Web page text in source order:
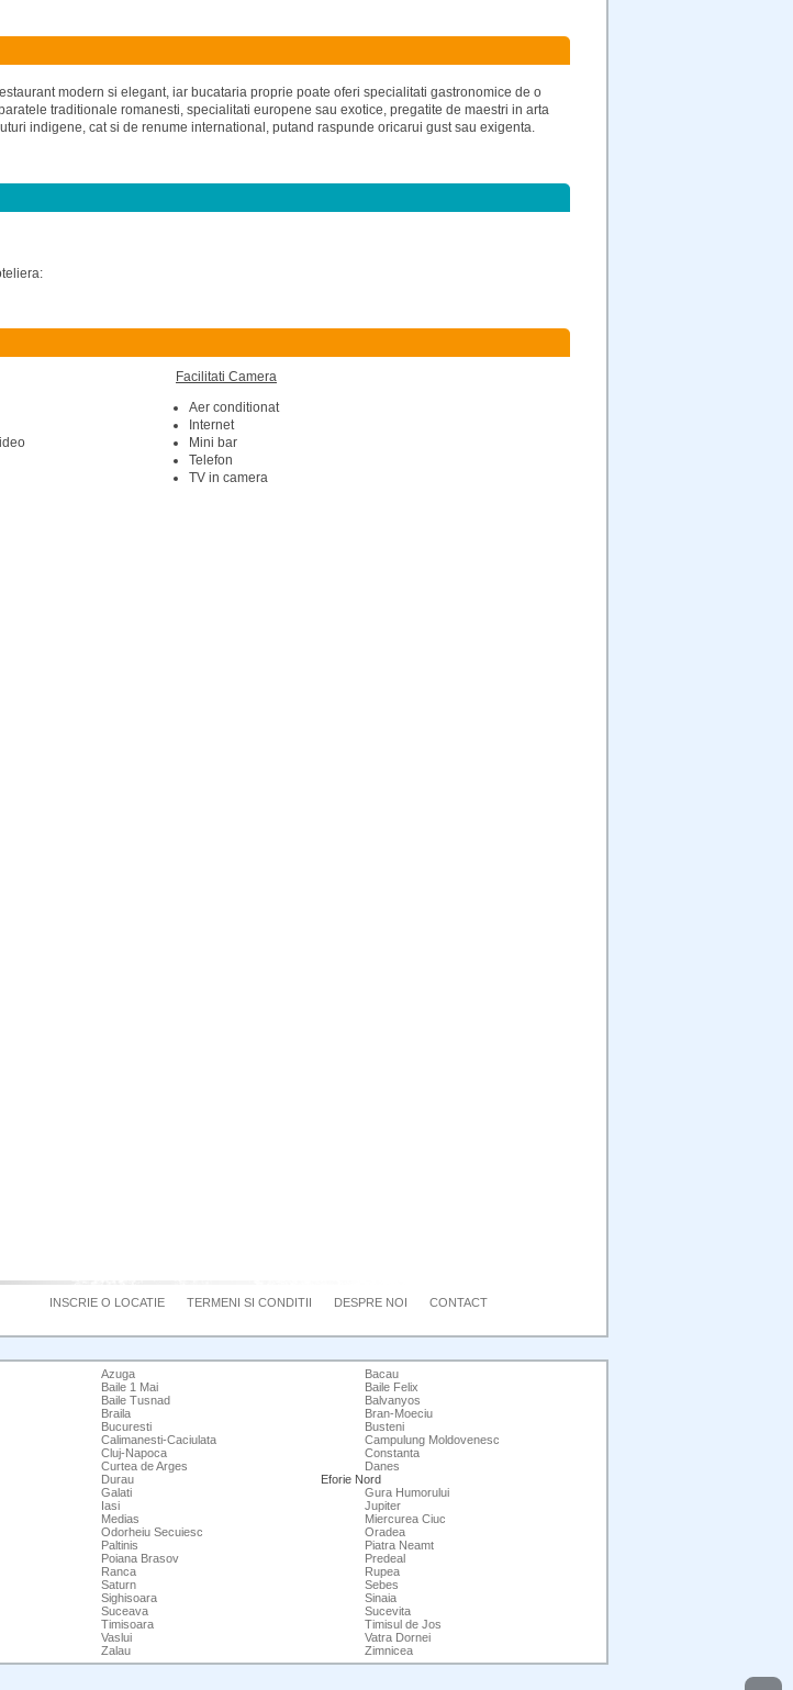
modern si elegant, iar bucataria proprie poate oferi specialitati gastronomice de o
traditionale romanesti, specialitati europene sau exotice, pregatite de maestri in arta
indigene, cat si de renume international, putand raspunde oricarui gust sau exigenta.
Facilitati Camera
Aer conditionat
Internet
Mini bar
Telefon
TV in camera
INSCRIE O LOCATIE TERMENI SI CONDITII DESPRE NOI CONTACT
Azuga
Bacau
Baile 1 Mai
Baile Felix
Baile Tusnad
Balvanyos
Braila
Bran-Moeciu
Bucuresti
Busteni
Calimanesti-Caciulata
Campulung Moldovenesc
Cluj-Napoca
Constanta
Curtea de Arges
Danes
Durau
Eforie Nord
Galati
Gura Humorului
Iasi
Jupiter
Medias
Miercurea Ciuc
Odorheiu Secuiesc
Oradea
Paltinis
Piatra Neamt
Poiana Brasov
Predeal
Ranca
Rupea
Saturn
Sebes
Sighisoara
Sinaia
Suceava
Sucevita
Timisoara
Timisul de Jos
Vaslui
Vatra Dornei
Zalau Zimnicea